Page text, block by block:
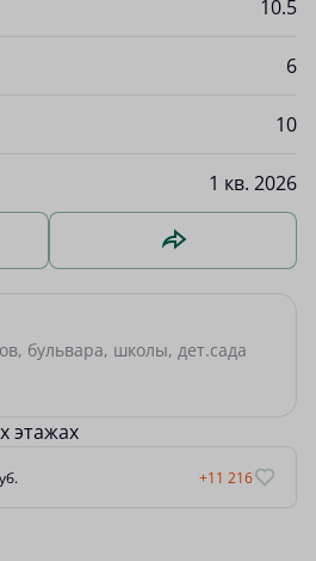
10.5
6
10
1 кв. 2026
бульвара, школы, дет.сада
этажах
+11 216